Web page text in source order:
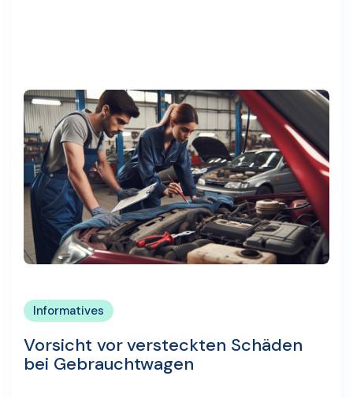
Informatives
Vorsicht vor versteckten Schäden
bei Gebrauchtwagen